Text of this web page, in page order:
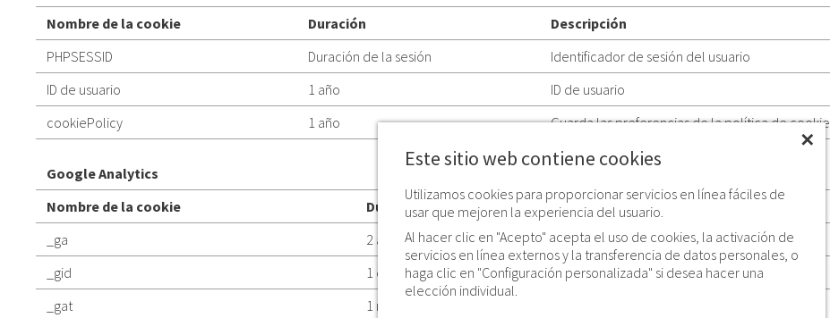
Nombre de la cookie
Duración
Descripción
PHPSESSID
Duración de la sesión
Identificador de sesión del usuario
ID de usuario
1 año
ID de usuario
cookiePolicy
1 año Guarda las preferencias de la política de
Google Analytics
Nombre de la cookie
Duración
Descripción
_ga
2 años
Designación de visitantes únicos del sitio web.
_gid
1 día
Designación de visitantes únicos del sitio web.
_gat
1 minuto
Este sitio web contiene cookies
Utilizamos cookies para proporcionar servicios en línea fáciles de
usar que mejoren la experiencia del usuario.
Al hacer clic en "Acepto" acepta el uso de cookies, la activación de
servicios en línea externos y la transferencia de datos personales, o
haga clic en "Configuración personalizada" si desea hacer una
elección individual.
✕